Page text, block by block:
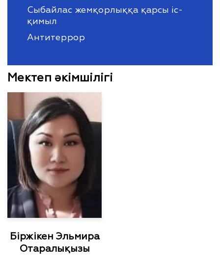
Сыбайлас жемқорлыққа қарсы іс-
қимыл
Антитеррор
Мектеп әкімшілігі
Біржікен Эльмира
Отаралықызы